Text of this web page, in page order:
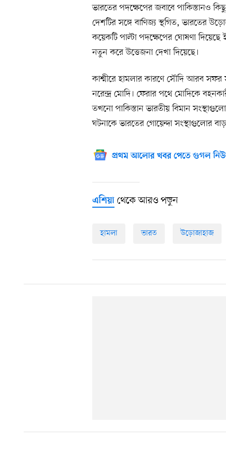
ভারতের পদক্ষেপের জবাবে পাকিস্তানও
দেশটির সঙ্গে বাণিজ্য স্থগিত, ভারতের
কয়েকটি পাল্টা পদক্ষেপের ঘোষণা দিয়েছে
নতুন করে উত্তেজনা দেখা দিয়েছে।
কাশ্মীরে হামলার কারণে সৌদি আরব সফর
নরেন্দ্র মোদি। ফেরার পথে মোদিকে
তখনো পাকিস্তান ভারতীয় বিমান
ঘটনাকে ভারতের গোয়েন্দা সংস্থাগুলোর
প্রথম আলোর খবর পেতে গুগল
এশিয়া থেকে আরও পড়ুন
হামলা ভারত উড়োজাহাজ